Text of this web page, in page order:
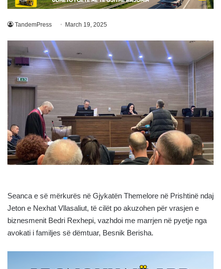
TandemPress March 19, 2025
Seanca e së mërkurës në Gjykatën Themelore në Prishtinë ndaj
Jeton e Nexhat Vllasaliut, të cilët po akuzohen për vrasjen e
biznesmenit Bedri Rexhepi, vazhdoi me marrjen në pyetje nga
avokati i familjes së dëmtuar, Besnik Berisha.